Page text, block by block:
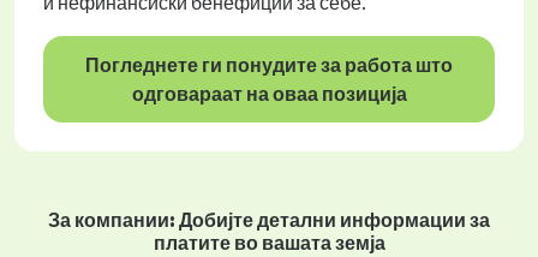
Погледнете ги понудите за работа што
одговараат на оваа позиција
За компании: Добијте детални информации за
платите во вашата земја